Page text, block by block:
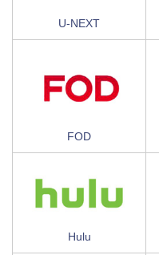
U-NEXT
FOD
Hulu